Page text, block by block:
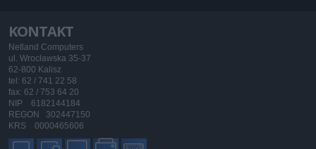
KONTAKT
Netland Computers
ul. Wrocławska 35-37
62-800 Kalisz
tel: 62 / 741 22 58
fax: 62 / 753 64 20
NIP 6182144184
REGON 302447150
KRS 0000465606